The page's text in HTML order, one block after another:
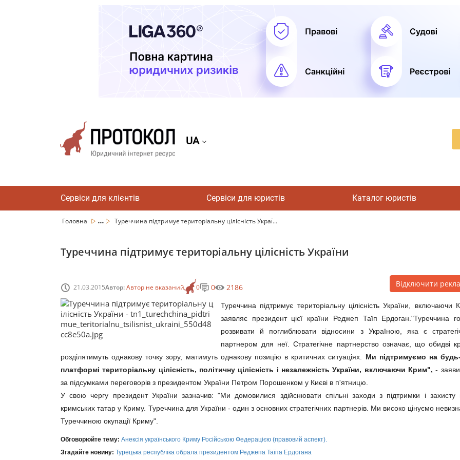
UA
Сервіси для клієнтів Сервіси для юристів Каталог юристів
Головна ... Туреччина підтримує територіальну цілісність Украї...
Туреччина підтримує територіальну цілісність України
21.03.2015Автор:Автор не вказаний 0 0 2186 Відключити
Туреччина підтримує територіальну цілісність України, включаючи
заявляє президент цієї країни Реджеп Таїп Ердоган."Туреччина
розвивати й поглиблювати відносини з Україною, яка є
партнером для неї. Стратегічне партнерство означає, що обидві
розділятимуть однакову точку зору, матимуть однакову позицію в критичних ситуаціях. Ми підтримуємо на будь-
платформі територіальну цілісність, політичну цілісність і незалежність України, включаючи Крим", -
за підсумками переговорів з президентом України Петром Порошенком у Києві в п'ятницю.
У свою чергу президент України зазначив: "Ми домовилися здійснювати спільні заходи з підтримки і захисту
кримських татар у Криму. Туреччина для України - один з основних стратегічних партнерів. Ми високо цінуємо
Туреччиною окупації Криму".
Обговорюйте тему: Анексія українського Криму Російською Федерацією (правовий аспект).
Згадайте новину: Турецька республіка обрала президентом Реджепа Таїпа Ердогана